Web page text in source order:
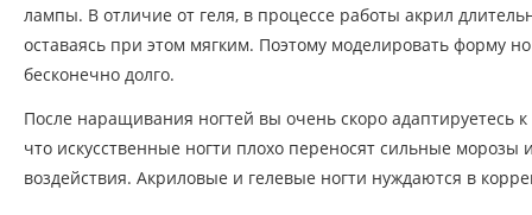
лампы. В отличие от геля, в процессе работы акрил
оставаясь при этом мягким. Поэтому моделировать форму
бесконечно долго.
После наращивания ногтей вы очень скоро адаптируетесь
что искусственные ногти плохо переносят сильные морозы
воздействия. Акриловые и гелевые ногти нуждаются в